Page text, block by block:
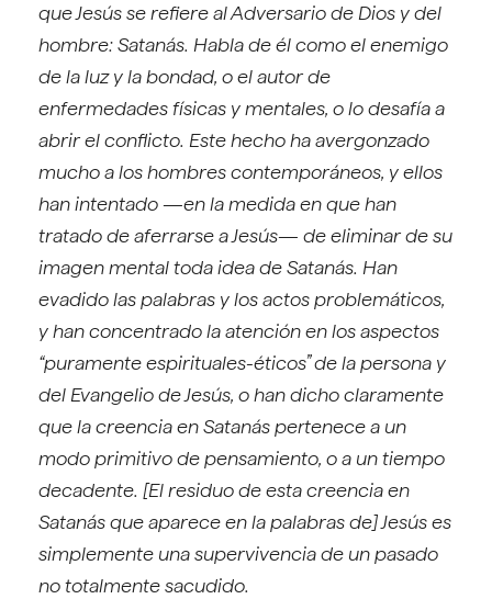
que Jesús se refiere al Adversario de Dios y del
hombre: Satanás. Habla de él como el enemigo
de la luz y la bondad, o el autor de
enfermedades físicas y mentales, o lo desafía a
abrir el conflicto. Este hecho ha avergonzado
mucho a los hombres contemporáneos, y ellos
han intentado—en la medida en que han
tratado de aferrarse a Jesús— de eliminar de su
imagen mental toda idea de Satanás. Han
evadido las palabras y los actos problemáticos,
y han concentrado la atención en los aspectos
“puramente espirituales-éticos” de la persona y
del Evangelio de Jesús, o han dicho claramente
que la creencia en Satanás pertenece a un
modo primitivo de pensamiento, o a un tiempo
decadente. [El residuo de esta creencia en
Satanás que aparece en la palabras de] Jesús es
simplemente una supervivencia de un pasado
no totalmente sacudido.